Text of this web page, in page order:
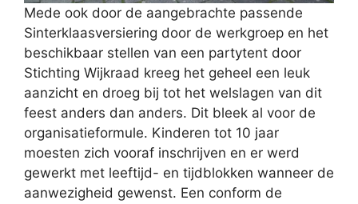
Mede ook door de aangebrachte passende
Sinterklaasversiering door de werkgroep en het
beschikbaar stellen van een partytent door
Stichting Wijkraad kreeg het geheel een leuk
aanzicht en droeg bij tot het welslagen van dit
feest anders dan anders. Dit bleek al voor de
organisatieformule. Kinderen tot 10 jaar
moesten zich vooraf inschrijven en er werd
gewerkt met leeftijd- en tijdblokken wanneer de
aanwezigheid gewenst. Een conform de